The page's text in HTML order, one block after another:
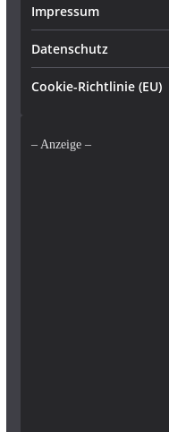
Impressum
Datenschutz
Cookie-Richtlinie (EU)
– Anzeige –